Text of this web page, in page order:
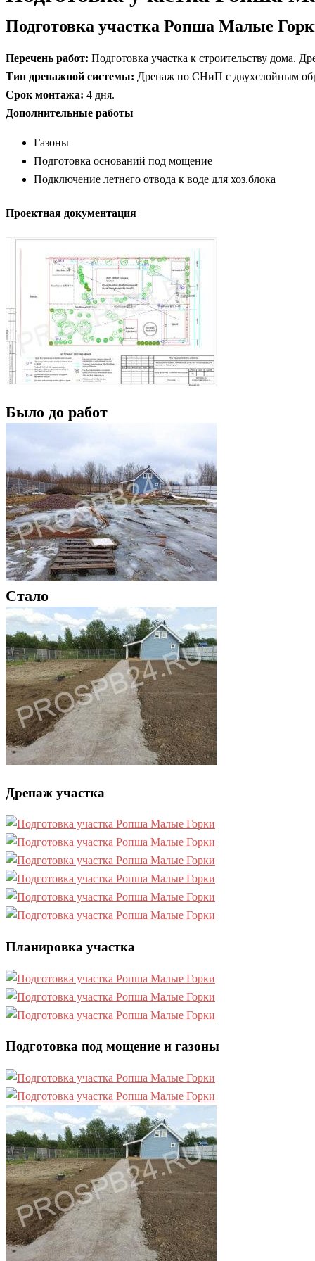
Подготовка участка Ропша Малые
Перечень работ: Подготовка участка к строительству дома.
Тип дренажной системы: Дренаж по СНиП с двухслойным
Срок монтажа: 4 дня.
Дополнительные работы
Газоны
Подготовка оснований под мощение
Подключение летнего отвода к воде для хоз.блока
Проектная документация
Было до работ
Стало
Дренаж участка
Планировка участка
Подготовка под мощение и газоны